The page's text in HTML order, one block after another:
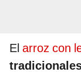
El arroz con